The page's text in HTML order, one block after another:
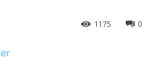
0
1175